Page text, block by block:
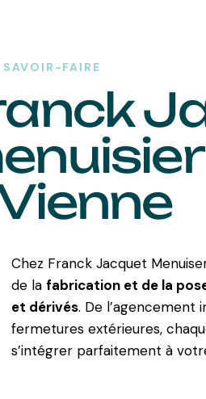
SAVOIR-FAIRE
Chez Franck Jacquet
de la fabrication et de la
et dérivés. De l’agencement
fermetures extérieures,
s’intégrer parfaitement à